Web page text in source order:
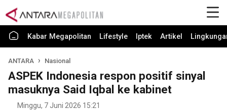
Kabar Megapolitan Lifestyle Iptek Artikel
ANTARA Nasional
ASPEK Indonesia respon positif sinyal
masuknya Said Iqbal ke kabinet
Minggu, 7 Juni 2026 15:21